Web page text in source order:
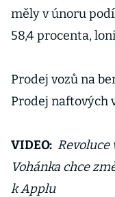
měly v únoru
58,4 procenta,
Prodej vozů na
Prodej naftových
VIDEO: Revoluce
Vohánka chce
k Applu